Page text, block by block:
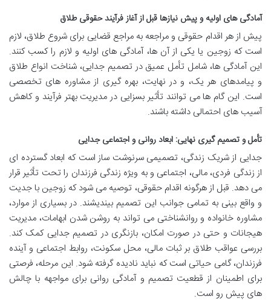
آمادگی های اولیه و پیش نیازها قبل از آغاز فرآیند حقوقی طلاق
پیش از هر اقدام حقوقی و مراجعه به مراجع قضایی برای شروع طلاق، لازم
است که زوجین یا یکی از آن ها، آمادگی های اولیه و لازم را کسب کنند.
این آمادگی ها، شامل تأمل عمیق در تصمیم جدایی، شناخت انواع طلاق
و پیامدهای هر یک، و در نهایت، بهره گیری از مشاوره های تخصصی
است. این گام ها می توانند تأثیر بسزایی در مدیریت بهتر فرآیند و کاهش
آسیب های احتمالی داشته باشند.
تأمل و تصمیم گیری نهایی: ابعاد روانی و اجتماعی جدایی
جدایی از شریک زندگی، تصمیمی سرنوشت ساز است که ابعاد گسترده ای
از زندگی فردی، مالی، اجتماعی و به ویژه زندگی فرزندان را تحت تأثیر قرار
می دهد. قبل از هرگونه اقدام حقوقی، توصیه می شود که زوجین با جدیت
و واقع بینی به تمامی جوانب این تصمیم بیندیشند. در بسیاری از موارد،
مشاوره خانواده و روانشناختی می تواند به روشن شدن ابهامات، مدیریت
هیجانات و حتی در صورت امکان، بازنگری در تصمیم جدایی کمک کند.
بررسی عواقب طلاق بر ثبات مالی، محل سکونت، روابط اجتماعی و آینده
فرزندان، گامی حیاتی است که نباید نادیده گرفته شود. این مرحله، فرصتی
برای اطمینان از قطعیت تصمیم و آمادگی روانی برای مواجهه با چالش
های پیش رو است.